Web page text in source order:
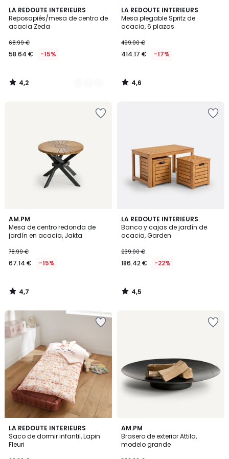
LA REDOUTE INTERIEURS
Reposapiés/mesa de centro de
acacia Zeda
68.99 €
58.64 € -15%
4,2
/ 5
3
Colores
4,2
/
LA REDOUTE INTERIEURS
Mesa plegable Spritz de
acacia, 6 plazas
499.00 €
414.17 € -17%
4,6
/ 5
4,6
/
AM.PM
Mesa de centro redonda de
jardín en acacia, Jakta
78.99 €
67.14 € -15%
4,7
/ 5
4,7
/
LA REDOUTE INTERIEURS
Banco y cajas de jardín de
acacia, Garden
239.00 €
186.42 € -22%
4,5
/ 5
4,5
/
LA REDOUTE INTERIEURS
Saco de dormir infantil, Lapin
Fleuri
4,9
/ 5
AM.PM
Brasero de exterior Attila,
modelo grande
4,7
/ 5